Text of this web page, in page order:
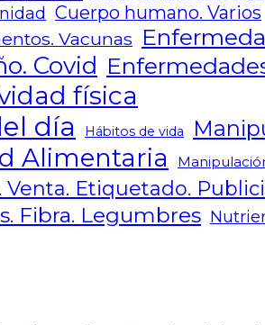
Cuerpo humano. Varios
Vacunas
Covid
física
día Hábitos de vida
Alimentaria
Venta. Etiquetado.
Fibra. Legumbres